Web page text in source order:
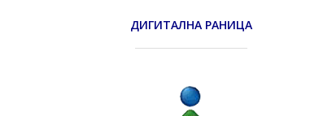
ДИГИТАЛНА РАНИЦА